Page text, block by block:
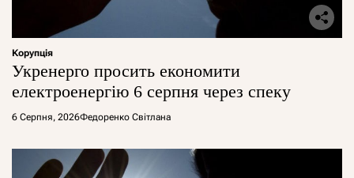
Корупція
Укренерго просить економити
електроенергію 6 серпня через спеку
6 Серпня, 2026Федоренко Світлана